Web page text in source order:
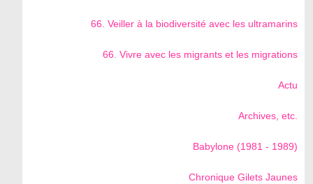
66. Veiller à la biodiversité avec les ultramarins
66. Vivre avec les migrants et les migrations
Actu
Archives, etc.
Babylone (1981 - 1989)
Chronique Gilets Jaunes